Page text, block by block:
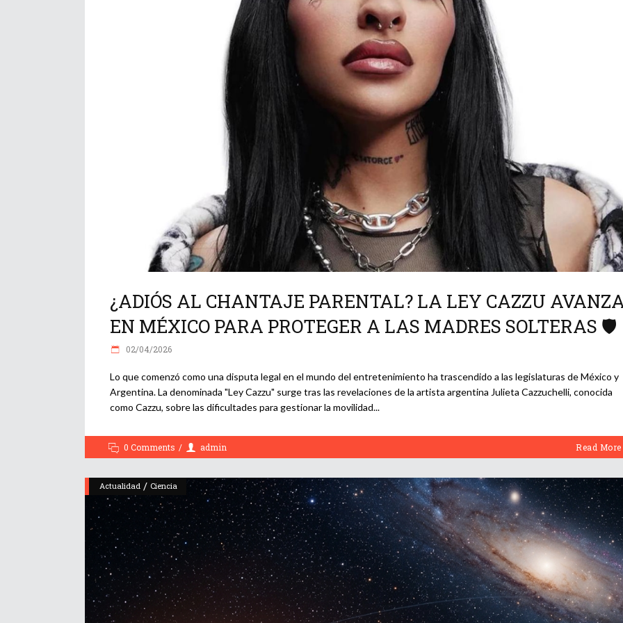
¿ADIÓS AL CHANTAJE PARENTAL? LA LEY CAZZU
EN MÉXICO PARA PROTEGER A LAS MADRES SOLTERAS 🛡️
02/04/2026
Lo que comenzó como una disputa legal en el mundo del entretenimiento ha trascendido a las legislaturas de México y
Argentina. La denominada "Ley Cazzu" surge tras las revelaciones de la artista argentina Julieta Cazzuchelli, conocida
como Cazzu, sobre las dificultades para gestionar la movilidad
0 Comments admin Read More
Actualidad / Ciencia